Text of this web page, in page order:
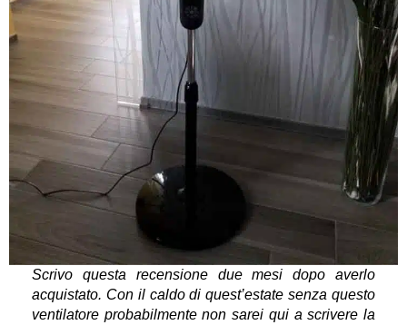
Scrivo questa recensione due mesi dopo averlo
acquistato. Con il caldo di quest’estate senza questo
ventilatore probabilmente non sarei qui a scrivere la